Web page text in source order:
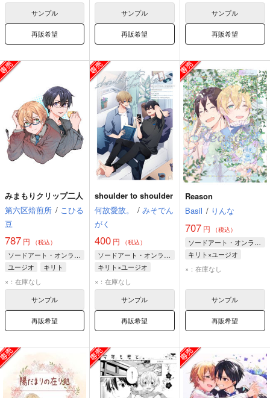
サンプル
再販希望
サンプル
再販希望
サンプル
再販希望
みまもりクリップ二人
第六区焙煎所 / こひる
豆
787 円 （税込）
ソードアート・オンライン
ユージオ
キリト
×：在庫なし
サンプル
再販希望
shoulder to shoulder
何故愛故。
/ みそでん
がく
400 円 （税込）
ソードアート・オンライン
キリト×ユージオ
キリト
ユージオ
×：在庫なし
サンプル
再販希望
Reason
Basil / りんな
707円 （税込）
ソードアート・オンライン
キリト×ユージオ
キリト
ユージオ
×：在庫なし
サンプル
再販希望